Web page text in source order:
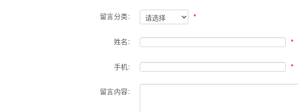
留言分类: *
姓名: *
手机: *
留言内容: